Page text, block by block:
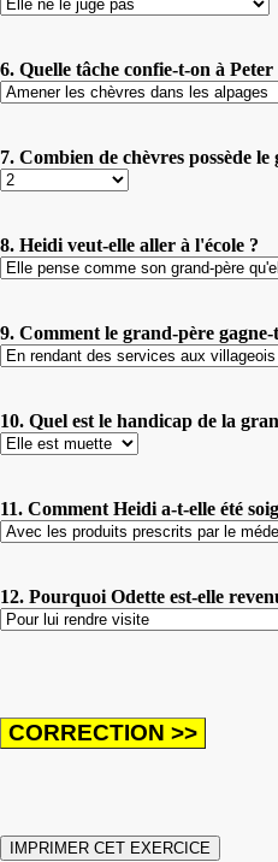
6. Quelle tâche confie-t-on à Peter
7. Combien de chèvres possède
8. Heidi veut-elle aller à l'école ?
9. Comment le grand-père
10. Quel est le handicap de la
11. Comment Heidi a-t-elle été
12. Pourquoi Odette est-elle